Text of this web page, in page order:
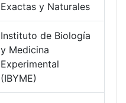
Exactas y Naturales
Instituto de Biología
y Medicina
Experimental
(IBYME)